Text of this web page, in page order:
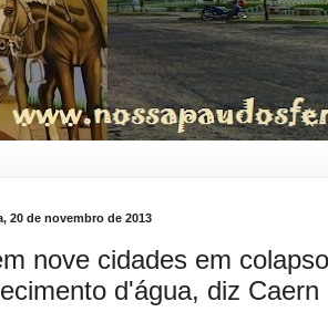
20 de novembro de 2013
nove cidades em
d'água, diz Caern